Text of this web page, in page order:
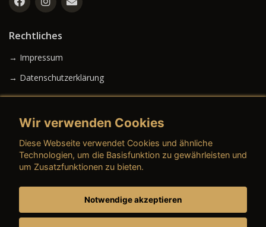
Rechtliches
→ Impressum
→ Datenschutzerklärung
→ AGB (Gebrauchtwagen)
→ AGB (Teile & Zubehör)
Wir verwenden Cookies
Diese Webseite verwendet Cookies und ähnliche
Technologien, um die Basisfunktion zu gewährleisten und
um Zusatzfunktionen zu bieten.
Notwendige akzeptieren